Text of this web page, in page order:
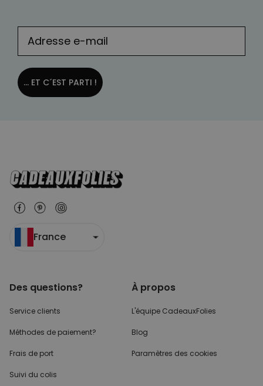
... ET C´EST PARTI !
France
Des questions?
Service clients
Méthodes de paiement?
Frais de port
Suivi du colis
À propos
L'équipe CadeauxFolies
Blog
Paramètres des cookies